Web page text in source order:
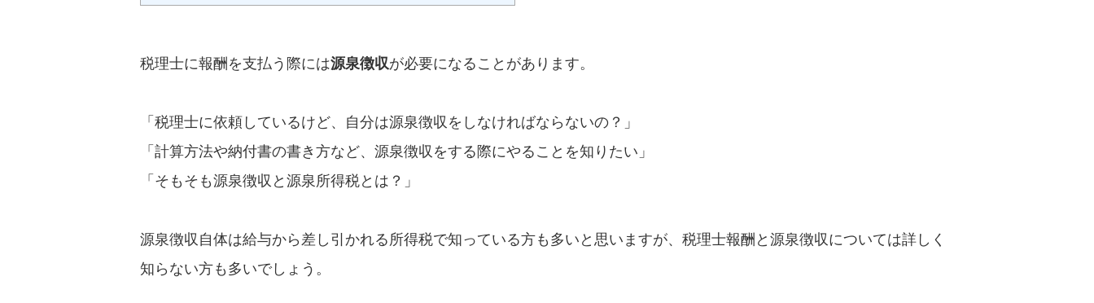
税理士に報酬を支払う際には源泉徴収が必要になることがあります。
「税理士に依頼しているけど、自分は源泉徴収をしなければならないの？」
「計算方法や納付書の書き方など、源泉徴収をする際にやることを知りたい」
「そもそも源泉徴収と源泉所得税とは？」
源泉徴収自体は給与から差し引かれる所得税で知っている方も多いと思いますが、税理士報酬と源泉徴収については詳しく
知らない方も多いでしょう。